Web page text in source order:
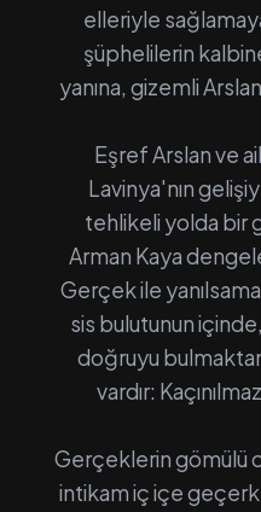
elleriyle
şüphelilerin
yanına, gizemli
Eşref Arslan ve
Lavinya'nın
tehlikeli yolda bir
Arman Kaya
Gerçek ile
sis bulutunun
doğruyu
vardır:
Gerçeklerin gömülü
intikam iç içe